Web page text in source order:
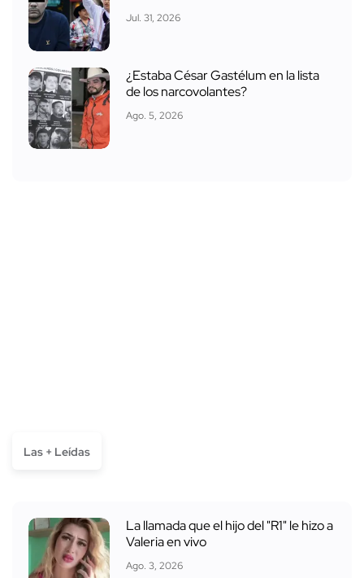
Jul. 31, 2026
¿Estaba César Gastélum en la lista
de los narcovolantes?
Ago. 5, 2026
Las + Leídas
La llamada que el hijo del "R1" le hizo a
Valeria en vivo
Ago. 3, 2026